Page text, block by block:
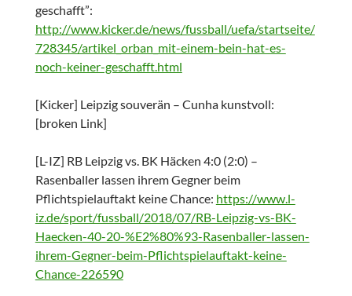
geschafft”:
http://www.kicker.de/news/fussball/uefa/startseite/
728345/artikel_orban_mit-einem-bein-hat-es-
noch-keiner-geschafft.html
[Kicker] Leipzig souverän – Cunha kunstvoll:
[broken Link]
[L-IZ] RB Leipzig vs. BK Häcken 4:0 (2:0) –
Rasenballer lassen ihrem Gegner beim
Pflichtspielauftakt keine Chance: https://www.l-
iz.de/sport/fussball/2018/07/RB-Leipzig-vs-BK-
Haecken-40-20-%E2%80%93-Rasenballer-lassen-
ihrem-Gegner-beim-Pflichtspielauftakt-keine-
Chance-226590